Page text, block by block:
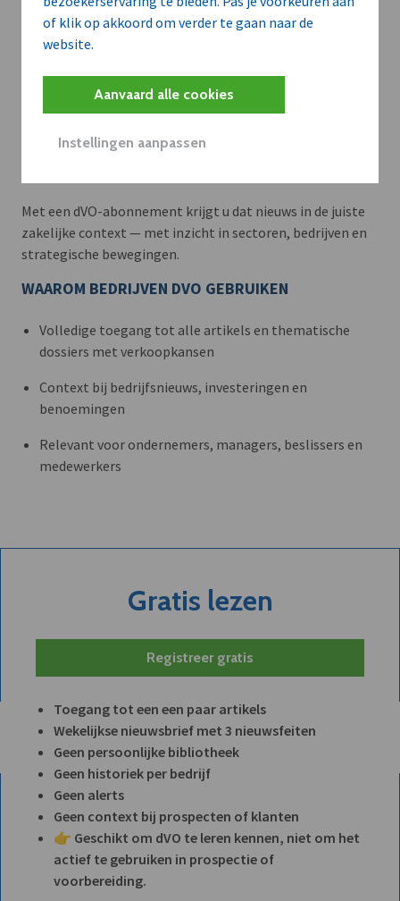
of klik op akkoord om verder te gaan naar de
website.
Aanvaard alle cookies
Instellingen aanpassen
Meer context. Dieper begrip.
Met een dVO-abonnement krijgt u dat nieuws in de juiste
zakelijke context — met inzicht in sectoren, bedrijven en
strategische bewegingen.
WAAROM BEDRIJVEN DVO GEBRUIKEN
Volledige toegang tot alle artikels en thematische
dossiers met verkoopkansen
Context bij bedrijfsnieuws, investeringen en
benoemingen
Relevant voor ondernemers, managers, beslissers en
medewerkers
Gratis lezen
Registreer gratis
Toegang tot een een paar artikels
Wekelijkse nieuwsbrief met 3 nieuwsfeiten
Geen persoonlijke bibliotheek
Geen historiek per bedrijf
Geen alerts
Geen context bij prospecten of klanten
👉 Geschikt om dVO te leren kennen, niet om het
actief te gebruiken in prospectie of
voorbereiding.